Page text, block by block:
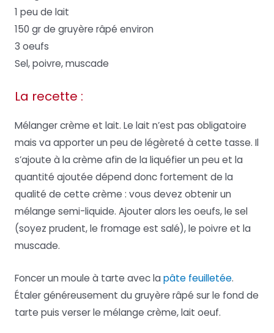
1 peu de lait
150 gr de gruyère râpé environ
3 oeufs
Sel, poivre, muscade
La recette :
Mélanger crème et lait. Le lait n’est pas obligatoire
mais va apporter un peu de légèreté à cette tasse. Il
s’ajoute à la crème afin de la liquéfier un peu et la
quantité ajoutée dépend donc fortement de la
qualité de cette crème : vous devez obtenir un
mélange semi-liquide. Ajouter alors les oeufs, le sel
(soyez prudent, le fromage est salé), le poivre et la
muscade.
Foncer un moule à tarte avec la pâte feuilletée.
Étaler généreusement du gruyère râpé sur le fond de
tarte puis verser le mélange crème, lait oeuf.